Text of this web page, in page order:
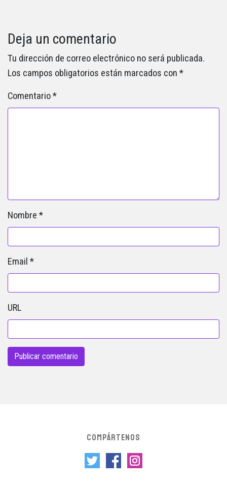
Deja un comentario
Tu dirección de correo electrónico no será publicada.
Los campos obligatorios están marcados con *
Comentario*
Nombre *
Email *
URL
COMPÁRTENOS